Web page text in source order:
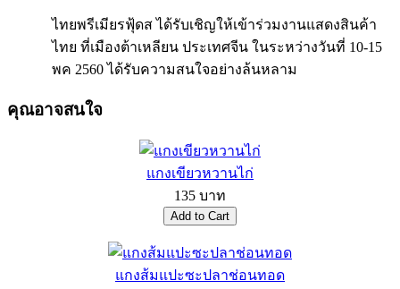
ไทยพรีเมียรฟุ้ดส ได้รับเชิญให้เข้าร่วมงานแสดงสินค้า
ไทย ที่เมืองต้าเหลียน ประเทศจีน ในระหว่างวันที่ 10-15
พค 2560 ได้รับความสนใจอย่างล้นหลาม
คุณอาจสนใจ
แกงเขียวหวานไก่
135 บาท
แกงส้มแปะซะปลาช่อนทอด